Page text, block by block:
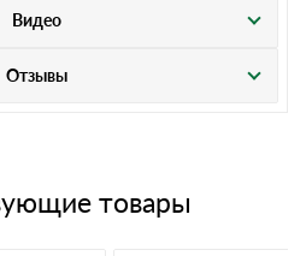
Видео
Отзывы
товары